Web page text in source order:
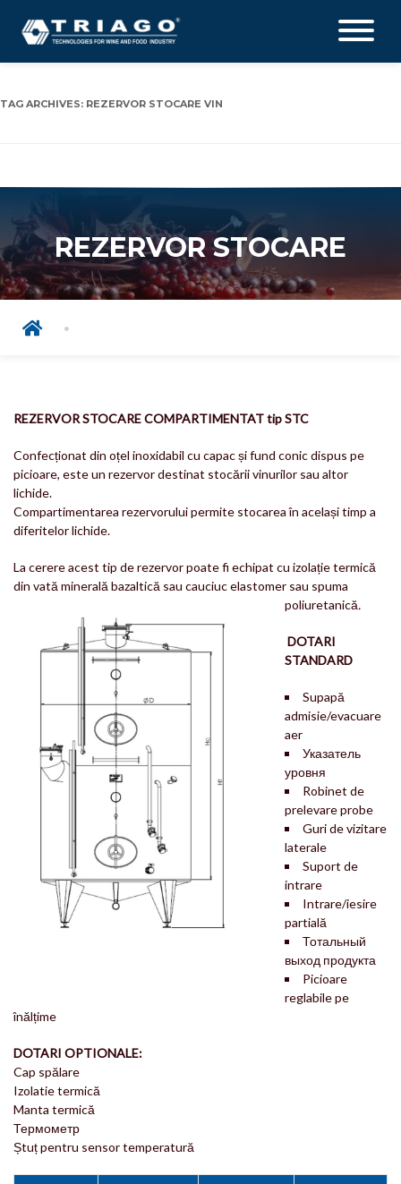
TAG ARCHIVES: REZERVOR STOCARE VIN
REZERVOR STOCARE
REZERVOR STOCARE COMPARTIMENTAT tip STC
Confecționat din oțel inoxidabil cu capac și fund conic dispus pe
picioare, este un rezervor destinat stocării vinurilor sau altor
lichide.
Compartimentarea rezervorului permite stocarea în același timp a
diferitelor lichide.
La cerere acest tip de rezervor poate fi echipat cu izolație termică
din vată minerală bazaltică sau cauciuc elastomer sau spuma
poliuretanică.
DOTARI
STANDARD
Supapă
admisie/evacuare
aer
Указатель
уровня
Robinet de
prelevare probe
Guri de vizitare
laterale
Suport de
intrare
Intrare/iesire
partială
Тотальный
выход продукта
Picioare
reglabile pe
înălțime
DOTARI OPTIONALE:
Cap spălare
Izolatie termică
Manta termică
Термометр
Ștuț pentru sensor temperatură